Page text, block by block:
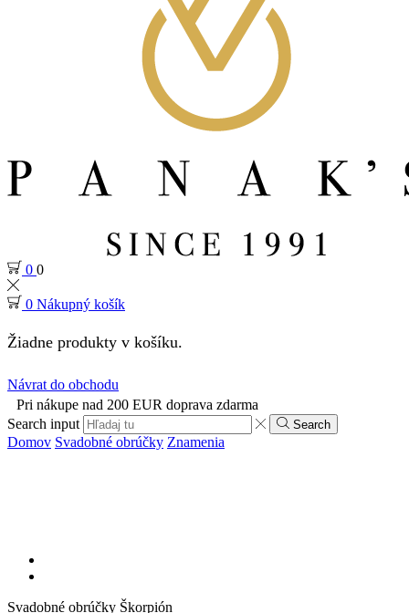
0 0
0 Nákupný košík
Žiadne produkty v košíku.
Návrat do obchodu
Pri nákupe nad 200 EUR doprava zdarma
Search input
Search
Domov Svadobné obrúčky Znamenia
Svadobné obrúčky Škorpión